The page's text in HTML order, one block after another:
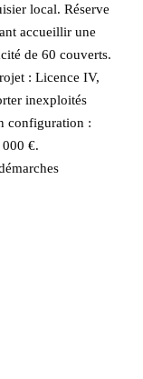
local. Réserve
accueillir une
de 60 couverts.
: Licence IV,
inexploités
configuration :
€.